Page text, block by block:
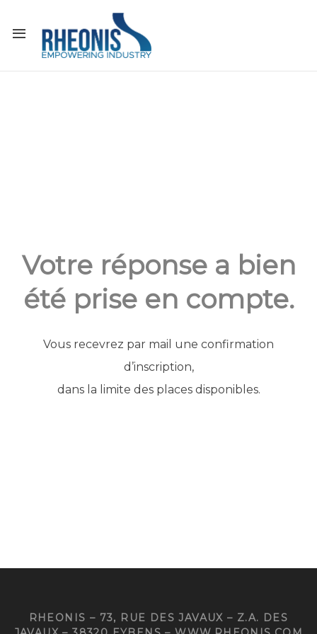
Votre réponse a bien
été prise en compte.
Vous recevrez par mail une confirmation
d’inscription,
dans la limite des places disponibles.
RHEONIS – 73, RUE DES JAVAUX – Z.A. DES